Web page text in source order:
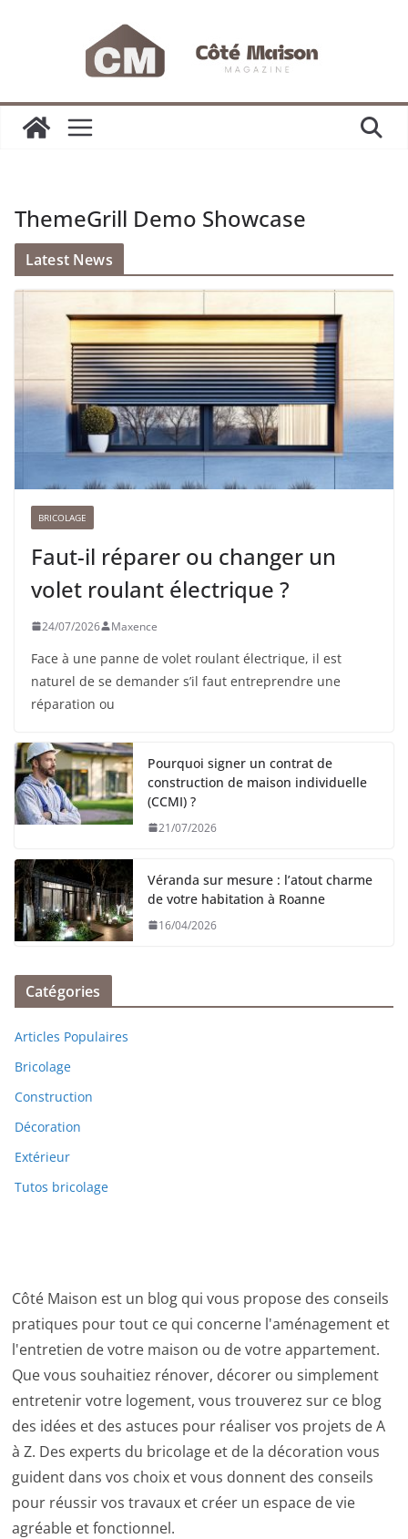
ThemeGrill Demo Showcase
Latest News
BRICOLAGE
Faut-il réparer ou changer un
volet roulant électrique ?
24/07/2026 Maxence
Face à une panne de volet roulant électrique, il est
naturel de se demander s’il faut entreprendre une
réparation ou
Pourquoi signer un contrat de
construction de maison individuelle
(CCMI) ?
21/07/2026
Véranda sur mesure : l’atout charme
de votre habitation à Roanne
16/04/2026
Catégories
Articles Populaires
Bricolage
Construction
Décoration
Extérieur
Tutos bricolage
Côté Maison est un blog qui vous propose des conseils
pratiques pour tout ce qui concerne l'aménagement et
l'entretien de votre maison ou de votre appartement.
Que vous souhaitiez rénover, décorer ou simplement
entretenir votre logement, vous trouverez sur ce blog
des idées et des astuces pour réaliser vos projets de A
à Z. Des experts du bricolage et de la décoration vous
guident dans vos choix et vous donnent des conseils
pour réussir vos travaux et créer un espace de vie
agréable et fonctionnel.